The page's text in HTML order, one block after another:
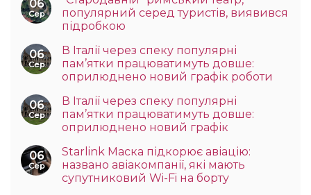
06
Сер
популярний серед туристів, виявився
підробкою
06
Сер
В Італії через спеку популярні
пам’ятки працюватимуть довше:
оприлюднено новий графік роботи
06
Сер
В Італії через спеку популярні
пам’ятки працюватимуть довше:
оприлюднено новий графік
06
Сер
Starlink Маска підкорює авіацію:
названо авіакомпанії, які мають
супутниковий Wi-Fi на борту